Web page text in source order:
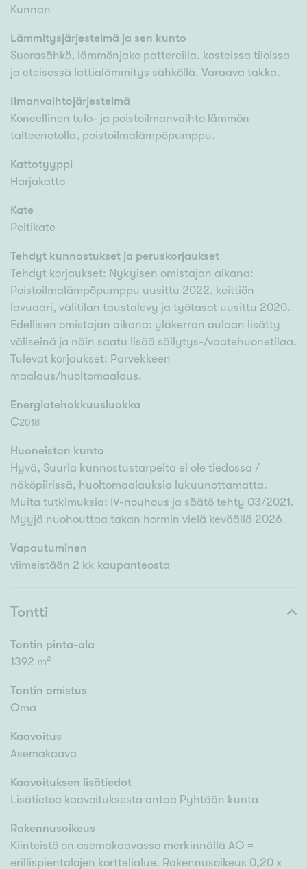
Kunnan
Lämmitysjärjestelmä ja sen kunto
Suorasähkö, lämmönjako pattereilla, kosteissa tiloissa
ja eteisessä lattialämmitys sähköllä. Varaava takka.
Ilmanvaihtojärjestelmä
Koneellinen tulo- ja poistoilmanvaihto lämmön
talteenotolla, poistoilmalämpöpumppu.
Kattotyyppi
Harjakatto
Kate
Peltikate
Tehdyt kunnostukset ja peruskorjaukset
Tehdyt korjaukset: Nykyisen omistajan aikana:
Poistoilmalämpöpumppu uusittu 2022, keittiön
lavuaari, välitilan taustalevy ja työtasot uusittu 2020.
Edellisen omistajan aikana: yläkerran aulaan lisätty
väliseinä ja näin saatu lisää säilytys-/vaatehuonetilaa.
Tulevat korjaukset: Parvekkeen
maalaus/huoltomaalaus.
Energiatehokkuusluokka
C2018
Huoneiston kunto
Hyvä, Suuria kunnostustarpeita ei ole tiedossa /
näköpiirissä, huoltomaalauksia lukuunottamatta.
Muita tutkimuksia: IV-nouhous ja säätö tehty 03/2021.
Myyjä nuohouttaa takan hormin vielä keväällä 2026.
Vapautuminen
viimeistään 2 kk kaupanteosta
Tontti
Tontin pinta-ala
1392 m²
Tontin omistus
Oma
Kaavoitus
Asemakaava
Kaavoituksen lisätiedot
Lisätietoa kaavoituksesta antaa Pyhtään kunta
Rakennusoikeus
Kiinteistö on asemakaavassa merkinnällä AO =
erillispientalojen korttelialue. Rakennusoikeus 0,20 x